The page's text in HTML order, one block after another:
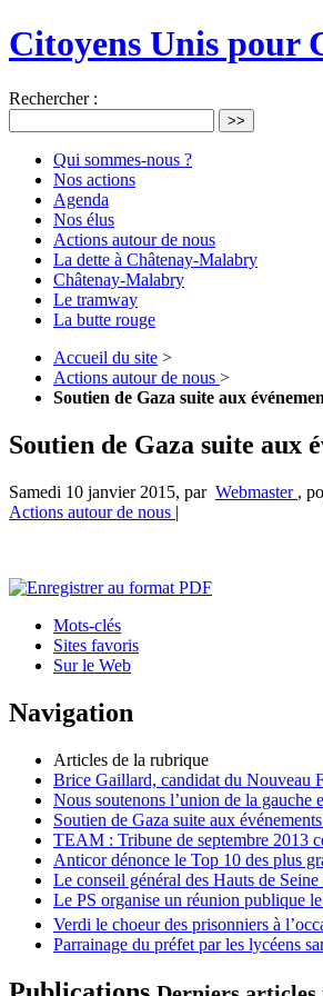
Citoyens Unis pour
Rechercher :
>>
Qui sommes-nous ?
Nos actions
Agenda
Nos élus
Actions autour de nous
La dette à Châtenay-Malabry
Châtenay-Malabry
Le tramway
La butte rouge
Accueil du site >
Actions autour de nous >
Soutien de Gaza suite aux
Soutien de Gaza suite aux
Samedi 10 janvier 2015, par Webmaster ,
Actions autour de nous |
Mots-clés
Sites favoris
Sur le Web
Navigation
Articles de la rubrique
Brice Gaillard, candidat du Nouveau
Nous soutenons l’union de la gauche
Soutien de Gaza suite aux
TEAM : Tribune de septembre 2013
Anticor dénonce le Top 10 des plus
Le conseil général des Hauts de
Le PS organise un réunion publique
Verdi le choeur des prisonniers à
Parrainage du préfet par les lycéens